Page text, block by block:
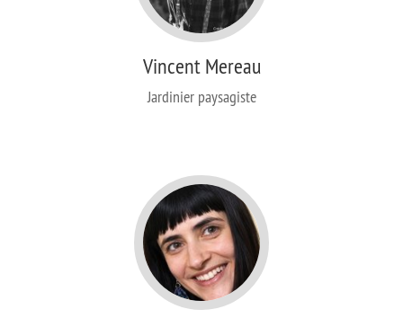
Vincent Mereau
Jardinier paysagiste